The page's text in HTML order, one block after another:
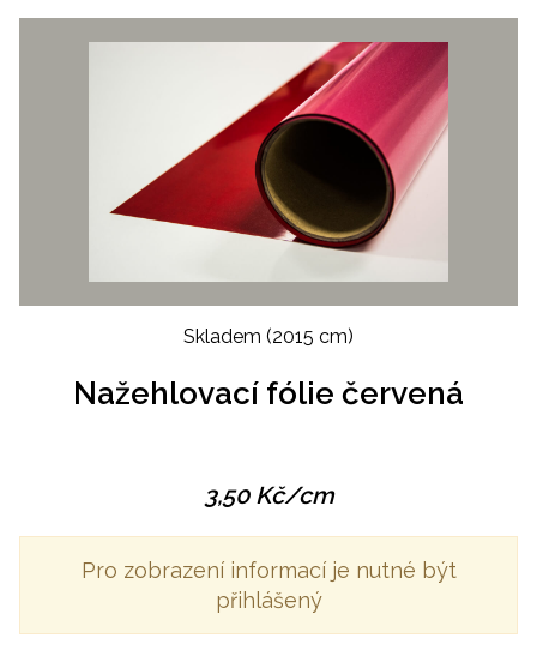
Skladem (2015 cm)
Nažehlovací fólie červená
3,50Kč/cm
Pro zobrazení informací je nutné být
přihlášený